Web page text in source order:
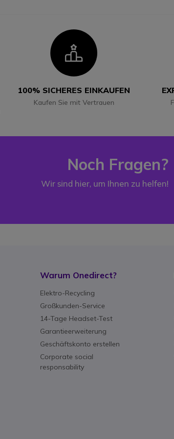
Icon
100% SICHERES EINKAUFEN
Kaufen Sie mit Vertrauen
Noch Fragen?
Wir sind hier, um Ihnen zu helfen!
Warum Onedirect?
Elektro-Recycling
Großkunden-Service
14-Tage Headset-Test
Garantieerweiterung
Geschäftskonto erstellen
Corporate social
responsability